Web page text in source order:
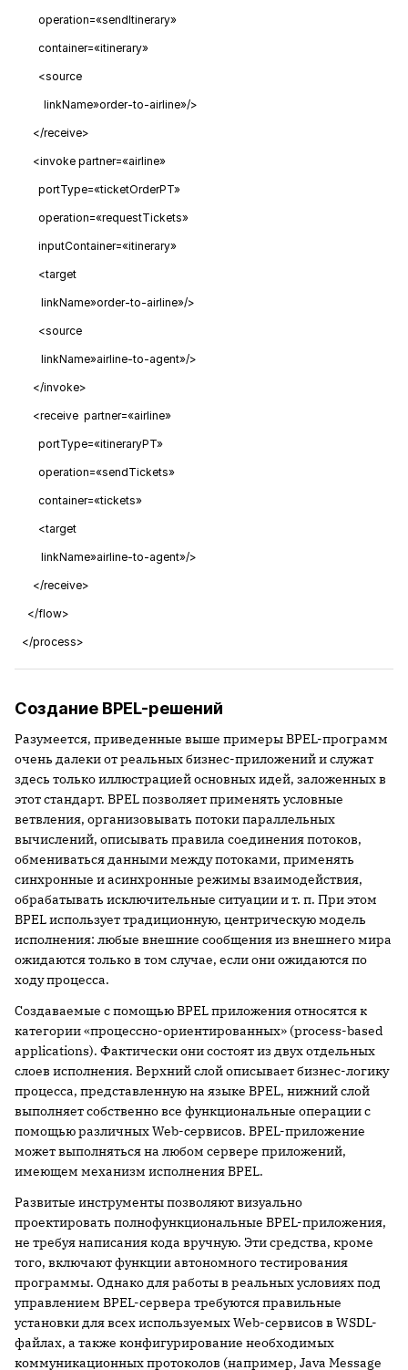
operation=«sendItinerary»
container=«itinerary»
<source
linkName»order-to-airline»/>
</receive>
<invoke partner=«airline»
portType=«ticketOrderPT»
operation=«requestTickets»
inputContainer=«itinerary»
<target
linkName»order-to-airline»/>
<source
linkName»airline-to-agent»/>
</invoke>
<receive partner=«airline»
portType=«itineraryPT»
operation=«sendTickets»
container=«tickets»
<target
linkName»airline-to-agent»/>
</receive>
</flow>
</process>
Создание BPEL-решений
Разумеется, приведенные выше примеры BPEL-программ
очень далеки от реальных бизнес-приложений и служат
здесь только иллюстрацией основных идей, заложенных в
этот стандарт. BPEL позволяет применять условные
ветвления, организовывать потоки параллельных
вычислений, описывать правила соединения потоков,
обмениваться данными между потоками, применять
синхронные и асинхронные режимы взаимодействия,
обрабатывать исключительные ситуации и т. п. При этом
BPEL использует традиционную, центрическую модель
исполнения: любые внешние сообщения из внешнего мира
ожидаются только в том случае, если они ожидаются по
ходу процесса.
Создаваемые с помощью BPEL приложения относятся к
категории «процессно-ориентированных» (process-based
applications). Фактически они состоят из двух отдельных
слоев исполнения. Верхний слой описывает бизнес-логику
процесса, представленную на языке BPEL, нижний слой
выполняет собственно все функциональные операции с
помощью различных Web-сервисов. BPEL-приложение
может выполняться на любом сервере приложений,
имеющем механизм исполнения BPEL.
Развитые инструменты позволяют визуально
проектировать полнофункциональные BPEL-приложения,
не требуя написания кода вручную. Эти средства, кроме
того, включают функции автономного тестирования
программы. Однако для работы в реальных условиях под
управлением BPEL-сервера требуются правильные
установки для всех используемых Web-сервисов в WSDL-
файлах, а также конфигурирование необходимых
коммуникационных протоколов (например, Java Message